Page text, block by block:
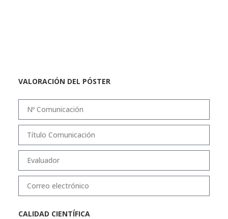
VALORACIÓN DEL PÓSTER
CALIDAD CIENTÍFICA